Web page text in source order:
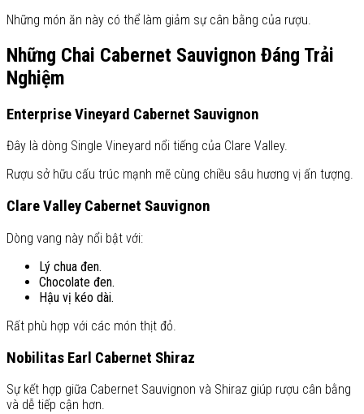
Những món ăn này có thể làm giảm sự cân bằng của rượu.
Những Chai Cabernet Sauvignon Đáng Trải
Nghiệm
Enterprise Vineyard Cabernet Sauvignon
Đây là dòng Single Vineyard nổi tiếng của Clare Valley.
Rượu sở hữu cấu trúc mạnh mẽ cùng chiều sâu hương vị ấn tượng.
Clare Valley Cabernet Sauvignon
Dòng vang này nổi bật với:
Lý chua đen.
Chocolate đen.
Hậu vị kéo dài.
Rất phù hợp với các món thịt đỏ.
Nobilitas Earl Cabernet Shiraz
Sự kết hợp giữa Cabernet Sauvignon và Shiraz giúp rượu cân bằng
và dễ tiếp cận hơn.